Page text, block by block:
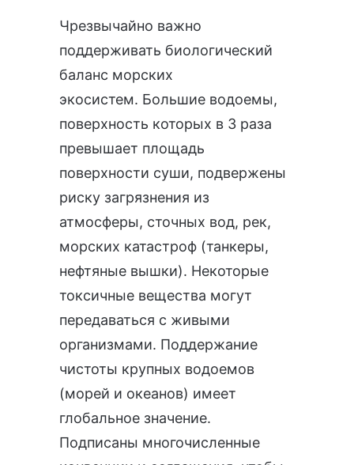
Чрезвычайно важно
поддерживать биологический
баланс морских
экосистем. Большие водоемы,
поверхность которых в 3 раза
превышает площадь
поверхности суши, подвержены
риску загрязнения из
атмосферы, сточных вод, рек,
морских катастроф (танкеры,
нефтяные вышки). Некоторые
токсичные вещества могут
передаваться с живыми
организмами. Поддержание
чистоты крупных водоемов
(морей и океанов) имеет
глобальное значение.
Подписаны многочисленные